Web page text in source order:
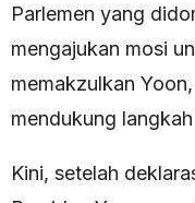
Parlemen yang
mengajukan mosi
memakzulkan
mendukung
Kini, setelah